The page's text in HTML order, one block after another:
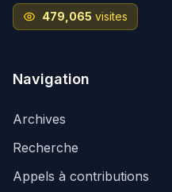
479,065 visites
Navigation
Archives
Recherche
Appels à contributions